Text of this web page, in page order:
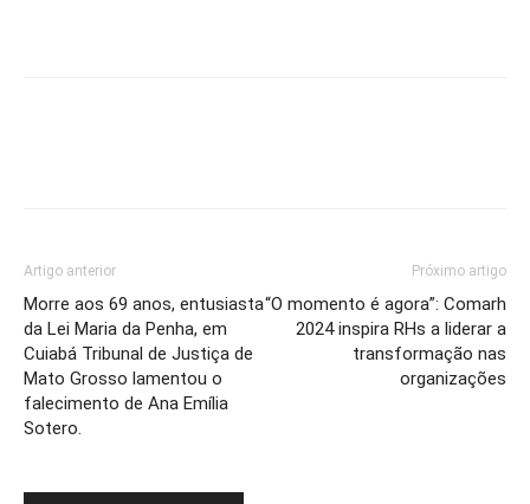
Artigo anterior
Morre aos 69 anos, entusiasta
da Lei Maria da Penha, em
Cuiabá Tribunal de Justiça de
Mato Grosso lamentou o
falecimento de Ana Emília
Sotero.
Próximo artigo
“O momento é agora”: Comarh
2024 inspira RHs a liderar a
transformação nas
organizações